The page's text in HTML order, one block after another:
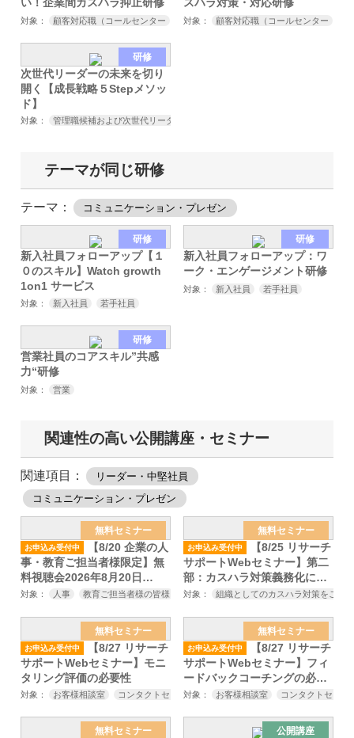
い！企業間カスハラ抑止研修
対象： 顧客対応職（コールセンター 販売 接客 サービス業など） 取引先
スハラ対策・対応研修
対象： 顧客対応職（コールセンター
研修
次世代リーダーの未来を切り
開く【成長戦略５Stepメソッ
ド】
対象： 管理職候補および次世代リーダー
テーマが同じ研修
テーマ： コミュニケーション・プレゼン
研修
新入社員フォローアップ【１
０のスキル】Watch growth
1on1 サービス
対象： 新入社員 若手社員
研修
新入社員フォローアップ：ワ
ーク・エンゲージメント研修
対象： 新入社員 若手社員
研修
営業社員のコアスキル”共感
力“研修
対象： 営業
関連性の高い公開講座・セミナー
関連項目：
リーダー・中堅社員
コミュニケーション・プレゼン
無料セミナー
お申込み受付中
【8/20 企業の人
事・教育ご担当者様限定】無
料視聴会2026年8月20日
（木）
対象： 人事 教育ご担当者様の皆様
無料セミナー
お申込み受付中
【8/25 リサーチ
サポートWebセミナー】第二
部：カスハラ対策義務化に向
けてやっておくべきこと～厚
務化、改正労働施策総合推進
法の施行を見据えたカスハラ
対策セミナー～
対象： 組織としてのカスハラ対策をご検
無料セミナー
お申込み受付中
【8/27 リサーチ
サポートWebセミナー】モニ
タリング評価の必要性
対象： お客様相談室 コンタクトセンター 顧客対応関連部門 センター長
無料セミナー
お申込み受付中
【8/27 リサーチ
サポートWebセミナー】フィ
ードバックコーチングの必要
性
対象： お客様相談室 コンタクトセンタ
無料セミナー 公開講座